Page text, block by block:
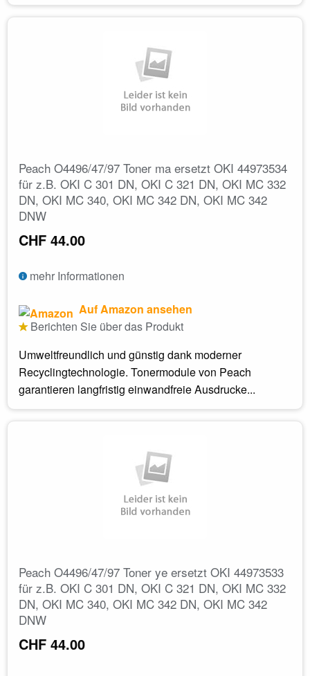
Peach O4496/47/97 Toner ma ersetzt OKI 44973534
für z.B. OKI C 301 DN, OKI C 321 DN, OKI MC 332
DN, OKI MC 340, OKI MC 342 DN, OKI MC 342
DNW
CHF 44.00
mehr Informationen
Auf Amazon ansehen
Berichten Sie über das Produkt
Umweltfreundlich und günstig dank moderner
Recyclingtechnologie. Tonermodule von Peach
garantieren langfristig einwandfreie Ausdrucke...
Peach O4496/47/97 Toner ye ersetzt OKI 44973533
für z.B. OKI C 301 DN, OKI C 321 DN, OKI MC 332
DN, OKI MC 340, OKI MC 342 DN, OKI MC 342
DNW
CHF 44.00